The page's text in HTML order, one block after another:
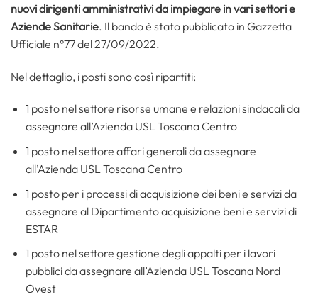
nuovi dirigenti amministrativi da impiegare in vari settori e
Aziende Sanitarie. Il bando è stato pubblicato in Gazzetta
Ufficiale n°77 del 27/09/2022.
Nel dettaglio, i posti sono così ripartiti:
1 posto nel settore risorse umane e relazioni sindacali da
assegnare all’Azienda USL Toscana Centro
1 posto nel settore affari generali da assegnare
all’Azienda USL Toscana Centro
1 posto per i processi di acquisizione dei beni e servizi da
assegnare al Dipartimento acquisizione beni e servizi di
ESTAR
1 posto nel settore gestione degli appalti per i lavori
pubblici da assegnare all’Azienda USL Toscana Nord
Ovest